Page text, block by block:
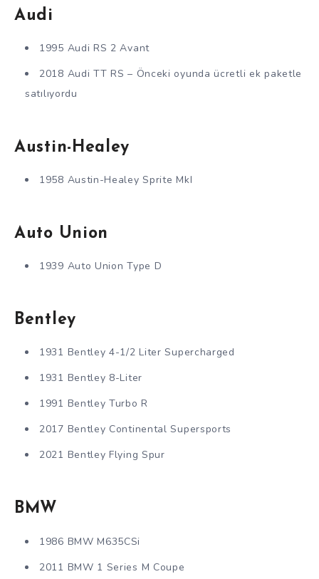
Audi
1995 Audi RS 2 Avant
2018 Audi TT RS – Önceki oyunda ücretli ek paketle
satılıyordu
Austin-Healey
1958 Austin-Healey Sprite MkI
Auto Union
1939 Auto Union Type D
Bentley
1931 Bentley 4-1/2 Liter Supercharged
1931 Bentley 8-Liter
1991 Bentley Turbo R
2017 Bentley Continental Supersports
2021 Bentley Flying Spur
BMW
1986 BMW M635CSi
2011 BMW 1 Series M Coupe